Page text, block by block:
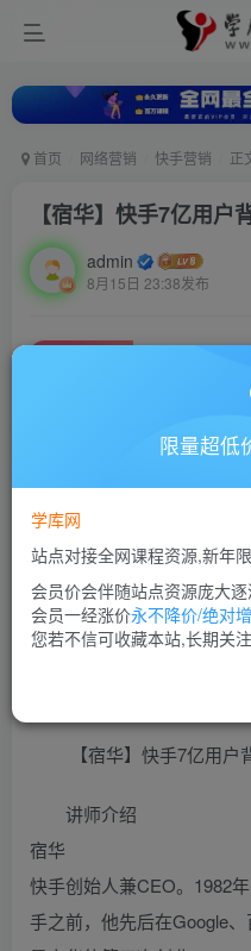
首页 网络营销 快手营销 正
【宿华】快手7亿用户
admin
8月15日 23:38发布
【宿华】快手7亿用户背后的
此内容为付费资源，请付费后
您当前未登
付费资源
【宿华】快手7亿用户
讲师介绍
宿华
快手创始人兼CEO。1982
手之前，他先后在Google
限量超低
学库网
站点对接全网课程资源,新年
会员价会伴随站点资源庞大
会员一经涨价永不降价/绝对
您若不信可收藏本站,长期关